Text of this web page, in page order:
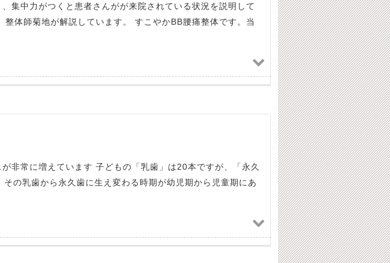
集中力がつくと患者さんがが来院されている状況を説明して
体師菊地が解説しています。 すこやかBB腰痛整体です。当
非常に増えています 子どもの「乳歯」は20本ですが、「永久
の乳歯から永久歯に生え変わる時期が幼児期から児童期にあ